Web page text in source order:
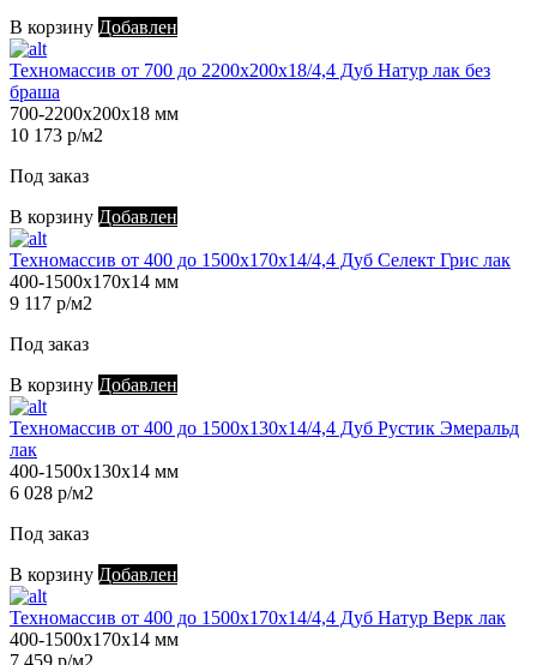
В корзину Добавлен
Техномассив от 700 до 2200х200х18/4,4 Дуб Натур лак без
браша
700-2200х200х18 мм
10 173 р/м2
Под заказ
В корзину Добавлен
Техномассив от 400 до 1500х170х14/4,4 Дуб Селект Грис лак
400-1500х170х14 мм
9 117 р/м2
Под заказ
В корзину Добавлен
Техномассив от 400 до 1500х130х14/4,4 Дуб Рустик Эмеральд
лак
400-1500х130х14 мм
6 028 р/м2
Под заказ
В корзину Добавлен
Техномассив от 400 до 1500х170х14/4,4 Дуб Натур Верк лак
400-1500х170х14 мм
7 459 р/м2